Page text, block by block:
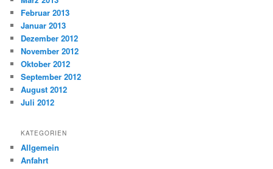
Februar 2013
Januar 2013
Dezember 2012
November 2012
Oktober 2012
September 2012
August 2012
Juli 2012
KATEGORIEN
Allgemein
Anfahrt